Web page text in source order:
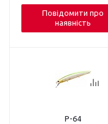
Повідомити про
наявність
P-64